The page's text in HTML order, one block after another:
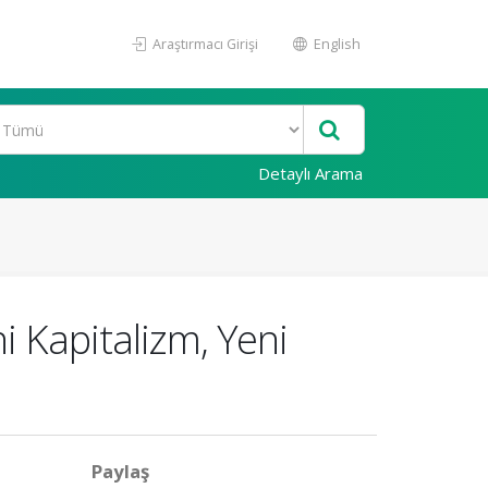
Araştırmacı Girişi English
Detaylı Arama
Kapitalizm, Yeni
Paylaş